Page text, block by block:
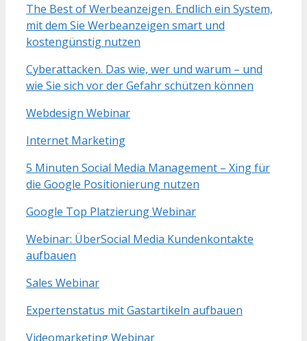
The Best of Werbeanzeigen. Endlich ein System,
mit dem Sie Werbeanzeigen smart und
kostengünstig nutzen
Cyberattacken. Das wie, wer und warum – und
wie Sie sich vor der Gefahr schützen können
Webdesign Webinar
Internet Marketing
5 Minuten Social Media Management – Xing für
die Google Positionierung nutzen
Google Top Platzierung Webinar
Webinar: ÜberSocial Media Kundenkontakte
aufbauen
Sales Webinar
Expertenstatus mit Gastartikeln aufbauen
Videomarketing Webinar